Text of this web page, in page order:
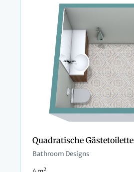
Quadratische Gästetoilette
Bathroom Designs
2